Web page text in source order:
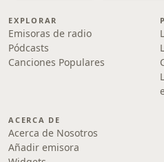
EXPLORAR
Emisoras de radio
Pódcasts
Canciones Populares
ACERCA DE
Acerca de Nosotros
Añadir emisora